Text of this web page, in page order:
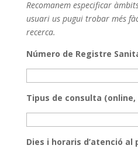
Recomanem especificar
usuari us pugui trobar més
recerca.
Número de Registre
Tipus de consulta
Dies i horaris d’atenció al